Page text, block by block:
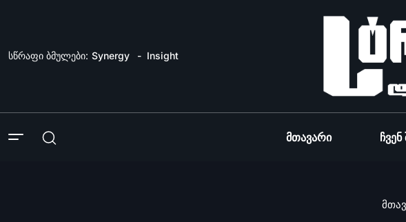
სწრაფი ბმულები: Synergy Insight
Მთავარი Ჩვენ